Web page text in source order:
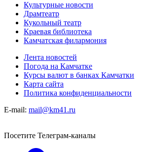
Культурные новости
Драмтеатр
Кукольный театр
Краевая библиотека
Камчатская филармония
Лента новостей
Погода на Камчатке
Курсы валют в банках Камчатки
Карта сайта
Политика конфиденциальности
E-mail: mail@km41.ru
Посетите Телеграм-каналы